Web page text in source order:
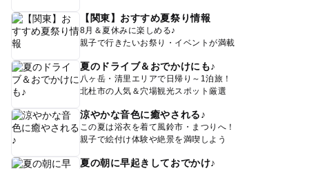
【関東】おすすめ夏祭り情報
8月＆夏休みに楽しめる♪
親子で行きたいお祭り・イベントが満載
夏のドライブ＆おでかけにも♪
八ヶ岳・清里エリアで日帰り～1泊旅！
北杜市の人気＆穴場観光スポット厳選
涼やかな音色に癒やされる♪
この夏は浴衣を着て風鈴市・まつりへ！
親子で絵付け体験や絶景を満喫しよう
夏の朝に早起きしておでかけ♪